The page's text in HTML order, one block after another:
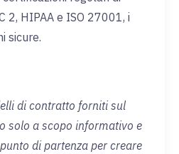
2, HIPAA e ISO 27001, i
sicure.
di contratto forniti sul
solo a scopo informativo e
di partenza per creare